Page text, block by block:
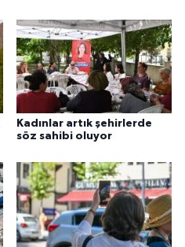
Kadınlar artık şehirlerde
söz sahibi oluyor